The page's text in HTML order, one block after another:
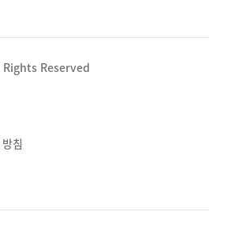
Reserved
침